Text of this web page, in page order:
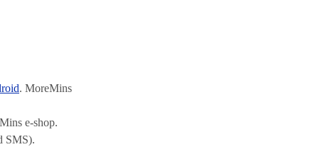
. MoreMins
e-shop.
SMS).